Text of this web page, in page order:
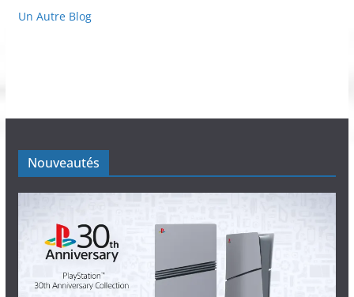
Je Geek Je Play
Poké Games Land
Spiritmad
Starsystemf